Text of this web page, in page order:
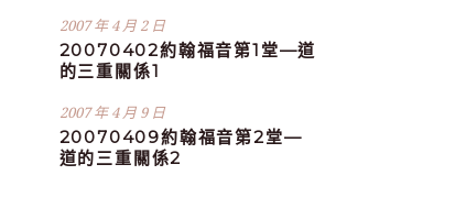
2007 年 4 月 2 日
20070402約翰福音第1堂—道
的三重關係1
2007 年 4 月 9 日
20070409約翰福音第2堂—
道的三重關係2